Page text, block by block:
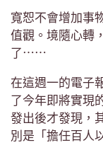
寬恕不會增加事
值觀。境隨心轉
了⋯⋯
在這週一的電子
了今年即將實現
發出後才發現，
別是「擔任百人